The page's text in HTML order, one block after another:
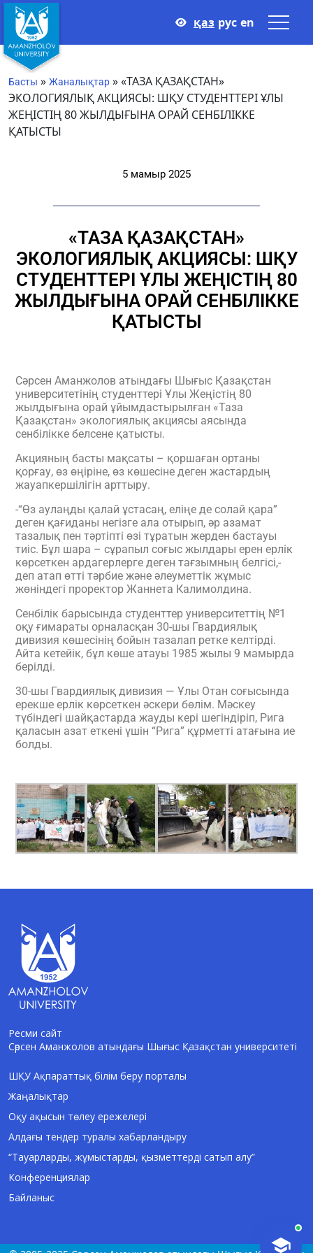
қаз рус en
Басты » Жаналықтар »«ТАЗА ҚАЗАҚСТАН»
ЭКОЛОГИЯЛЫҚ АКЦИЯСЫ: ШҚУ СТУДЕНТТЕРІ ҰЛЫ
ЖЕҢІСТІҢ 80 ЖЫЛДЫҒЫНА ОРАЙ СЕНБІЛІККЕ
ҚАТЫСТЫ
5 мамыр 2025
«ТАЗА ҚАЗАҚСТАН»
ЭКОЛОГИЯЛЫҚ АКЦИЯСЫ: ШҚУ
СТУДЕНТТЕРІ ҰЛЫ ЖЕҢІСТІҢ 80
ЖЫЛДЫҒЫНА ОРАЙ СЕНБІЛІККЕ
ҚАТЫСТЫ
Сәрсен Аманжолов атындағы Шығыс Қазақстан
университетінің студенттері Ұлы Жеңістің 80
жылдығына орай ұйымдастырылған «Таза
Қазақстан» экологиялық акциясы аясында
сенбілікке белсене қатысты.
Акцияның басты мақсаты – қоршаған ортаны
қорғау, өз өңіріне, өз көшесіне деген жастардың
жауапкершілігін арттыру.
-“Өз аулаңды қалай ұстасаң, еліңе де солай қара”
деген қағиданы негізге ала отырып, әр азамат
тазалық пен тәртіпті өзі тұратын жерден бастауы
тиіс. Бұл шара – сұрапыл соғыс жылдары ерен ерлік
көрсеткен ардагерлерге деген тағзымның белгісі,-
деп атап өтті тәрбие және әлеуметтік жұмыс
жөніндегі проректор Жаннета Калимолдина.
Сенбілік барысында студенттер университеттің №1
оқу ғимараты орналасқан 30-шы Гвардиялық
дивизия көшесінің бойын тазалап ретке келтірді.
Айта кетейік, бұл көше атауы 1985 жылы 9 мамырда
берілді.
30-шы Гвардиялық дивизия — Ұлы Отан соғысында
ерекше ерлік көрсеткен әскери бөлім. Мәскеу
түбіндегі шайқастарда жауды кері шегіндіріп, Рига
қаласын азат еткені үшін “Рига” құрметті атағына ие
болды.
Ресми сайт
Сәрсен Аманжолов атындағы Шығыс Қазақстан университеті
ШҚУ Ақпараттық білім беру порталы
Жаңалықтар
Оқу ақысын төлеу ережелері
Алдағы тендер туралы хабарландыру
“Тауарларды, жұмыстарды, қызметтерді сатып алу”
Конференциялар
Байланыс
AI-Talapker
Сәлем! Мен AI-Talapker — Сәрсен
Аманжолов атындағы Шығыс Қазақстан
университеті (ШҚУ) көмекшісімін.
Бакалавриат, магистратура, докторантура